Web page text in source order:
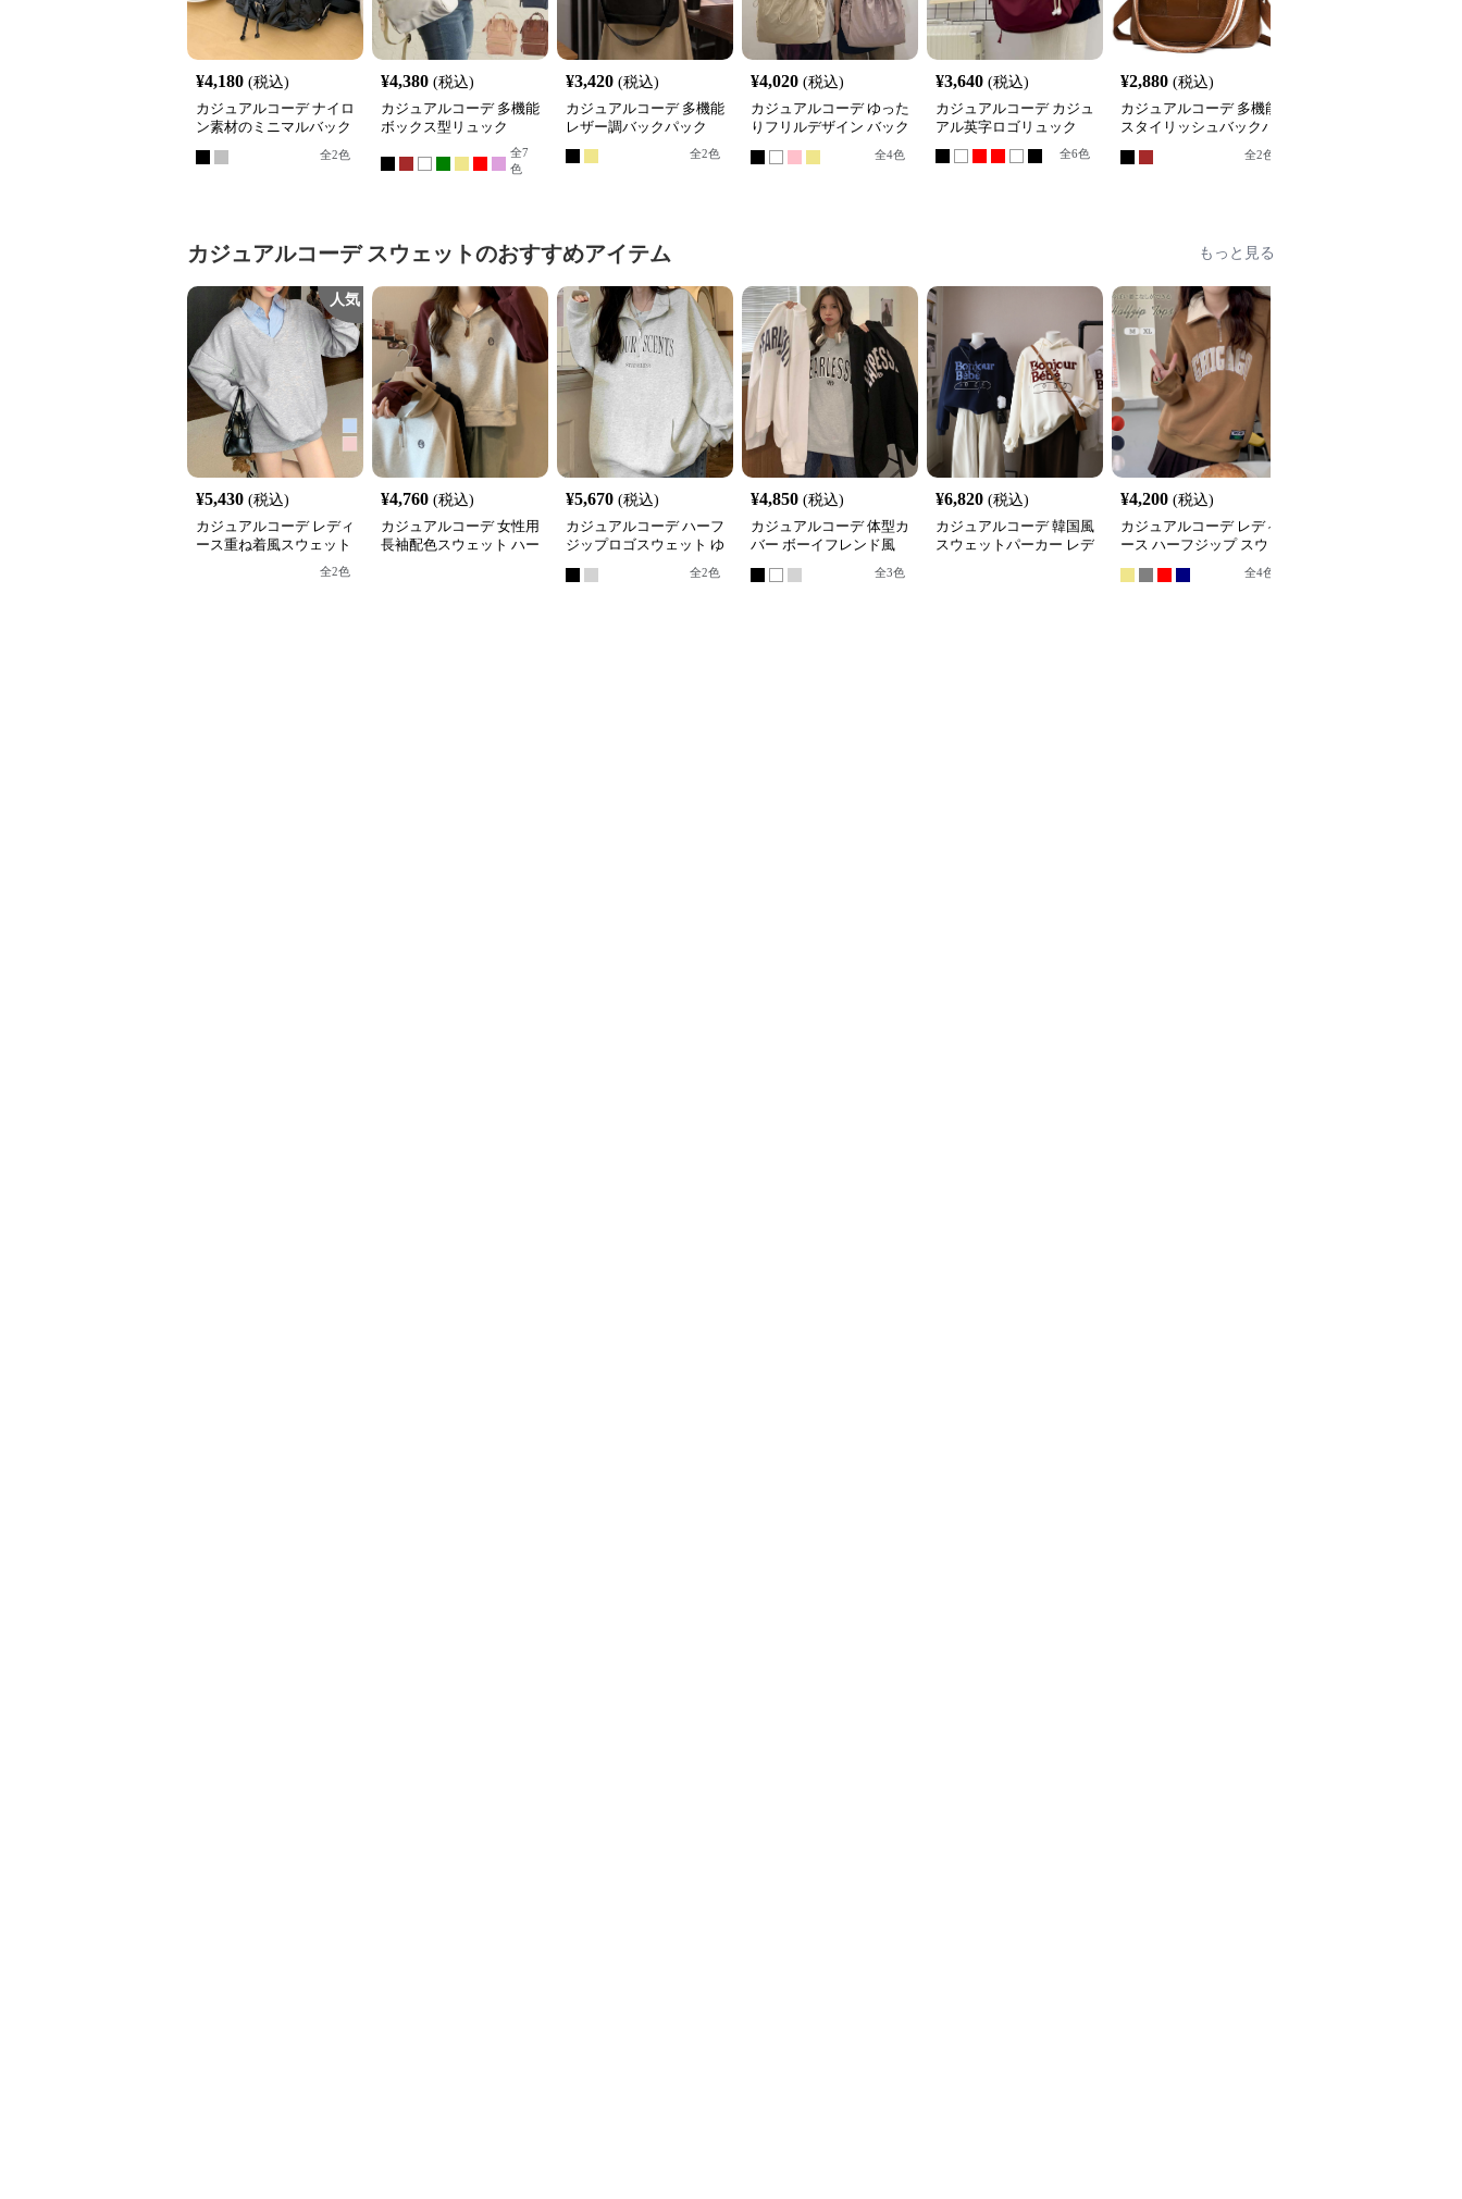
¥4,180 (税込)
カジュアルコーデ ナイロ
ン素材のミニマルバック
全2色
¥4,380 (税込)
カジュアルコーデ 多機能
ボックス型リュック
全7
色
¥3,420 (税込)
カジュアルコーデ 多機能
レザー調バックパック
全2色
¥4,020 (税込)
カジュアルコーデ ゆった
りフリルデザイン バック
全4色
¥3,640 (税込)
カジュアルコーデ カジュ
アル英字ロゴリュック
全6色
¥2,880 (税込)
カジュアルコーデ 多機能
スタイリッシュバックパ
全2色
カジュアルコーデ スウェットのおすすめアイテム もっと見る
人気
¥5,430 (税込)
カジュアルコーデ レディ
ース重ね着風スウェット
長袖シャツ襟切り替え
全2色
¥4,760 (税込)
カジュアルコーデ 女性用
長袖配色スウェット ハー
¥5,670 (税込)
カジュアルコーデ ハーフ
ジップロゴスウェット ゆ
ったりビッグシルエット
全2色
¥4,850 (税込)
カジュアルコーデ 体型カ
バー ボーイフレンド風
全3色
¥6,820 (税込)
カジュアルコーデ 韓国風
スウェットパーカー レデ
¥4,200 (税込)
カジュアルコーデ レディ
ース ハーフジップ スウ
ェット ゆったり カジュ
アル トップス
全4色